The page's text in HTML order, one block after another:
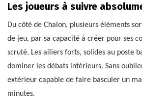
Les joueurs à suivre
Du côté de Chalon, plusieurs éléments
de jeu, par sa capacité à créer pour ses
scruté. Les ailiers forts, solides au poste
dominer les débats intérieurs. Sans
extérieur capable de faire basculer un
minutes.